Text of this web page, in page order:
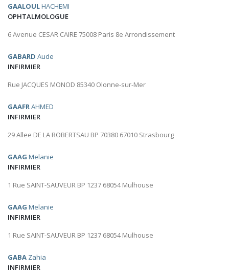
GAALOULHACHEMI
OPHTALMOLOGUE
6 Avenue CESAR CAIRE 75008 Paris 8e Arrondissement
GABARD Aude
INFIRMIER
Rue JACQUES MONOD 85340 Olonne-sur-Mer
GAAFRAHMED
INFIRMIER
29 Allee DE LA ROBERTSAU BP 70380 67010 Strasbourg
GAAG Melanie
INFIRMIER
1 Rue SAINT-SAUVEUR BP 1237 68054 Mulhouse
GAAG Melanie
INFIRMIER
1 Rue SAINT-SAUVEUR BP 1237 68054 Mulhouse
GABA Zahia
INFIRMIER